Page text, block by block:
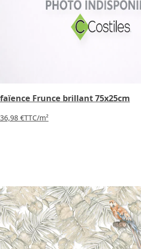
faïence Frunce brillant 75x25cm
36,98 €TTC/m²